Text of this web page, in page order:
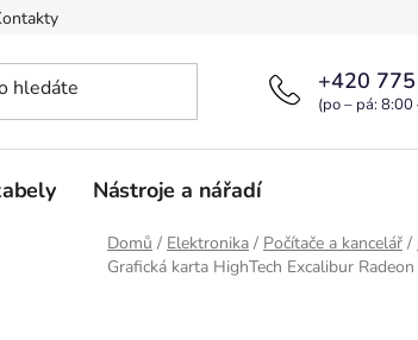
+420
(po – pá:
Nástroje a nářadí
Domů / Elektronika / Počítače a kancelář /
Grafická karta HighTech Excalibur